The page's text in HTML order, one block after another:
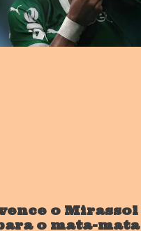
o Mirassol
o mata-mata